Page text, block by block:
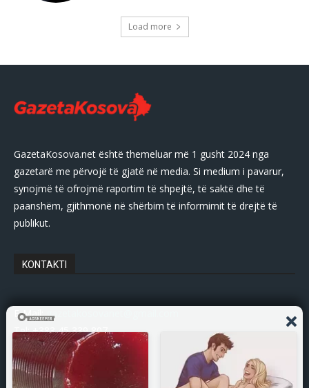
Load more
GazetaKosova.net është themeluar më 1 gusht 2024 nga
gazetarë me përvojë të gjatë në media. Si medium i pavarur,
synojmë të ofrojmë raportim të shpejtë, të saktë dhe të
paanshëm, gjithmonë në shërbim të informimit të drejtë të
publikut.
KONTAKTI
E-Mail:gazetakosovanet@gmail.com
Tel: +383 45 339 807